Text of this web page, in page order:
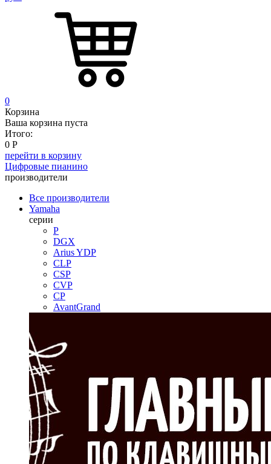
0
Корзина
Ваша корзина пуста
Итого:
0 Р
перейти в корзину
Цифровые пианино
производители
Все производители
Yamaha
серии
P
DGX
Arius YDP
CLP
CSP
CVP
CP
AvantGrand